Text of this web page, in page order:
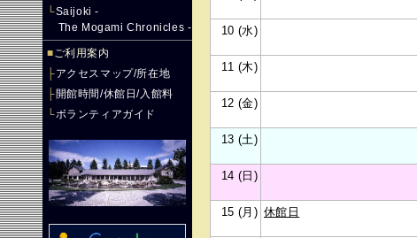
└Saijoki -
The Mogami Chronicles -
■ご利用案内
├アクセスマップ/所在地
├開館時間/休館日/入館料
└ボランティアガイド
10 (水)
11 (木)
12 (金)
13 (土)
14 (日)
15 (月) 休館日